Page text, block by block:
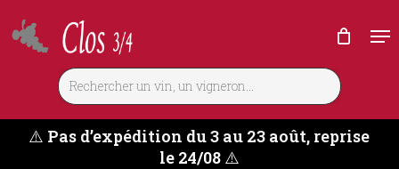
to
main
⚠️ Pas d’expédition du 3 au 23 août, reprise
le 24/08⚠️